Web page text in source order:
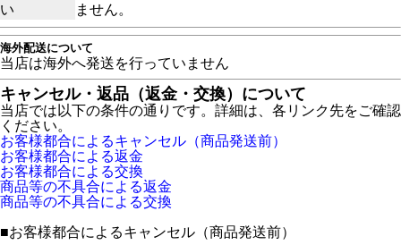
い
ません。
海外配送について
当店は海外へ発送を行っていません
キャンセル・返品（返金・交換）について
当店では以下の条件の通りです。詳細は、各リンク先をご確認
ください。
お客様都合によるキャンセル（商品発送前）
お客様都合による返金
お客様都合による交換
商品等の不具合による返金
商品等の不具合による交換
■お客様都合によるキャンセル（商品発送前）